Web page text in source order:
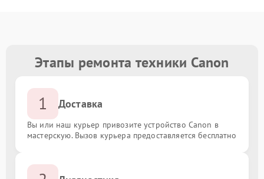
Этапы ремонта техники Canon
1 Доставка
Вы или наш курьер привозите устройство Canon в
мастерскую. Вызов курьера предоставляется бесплатно